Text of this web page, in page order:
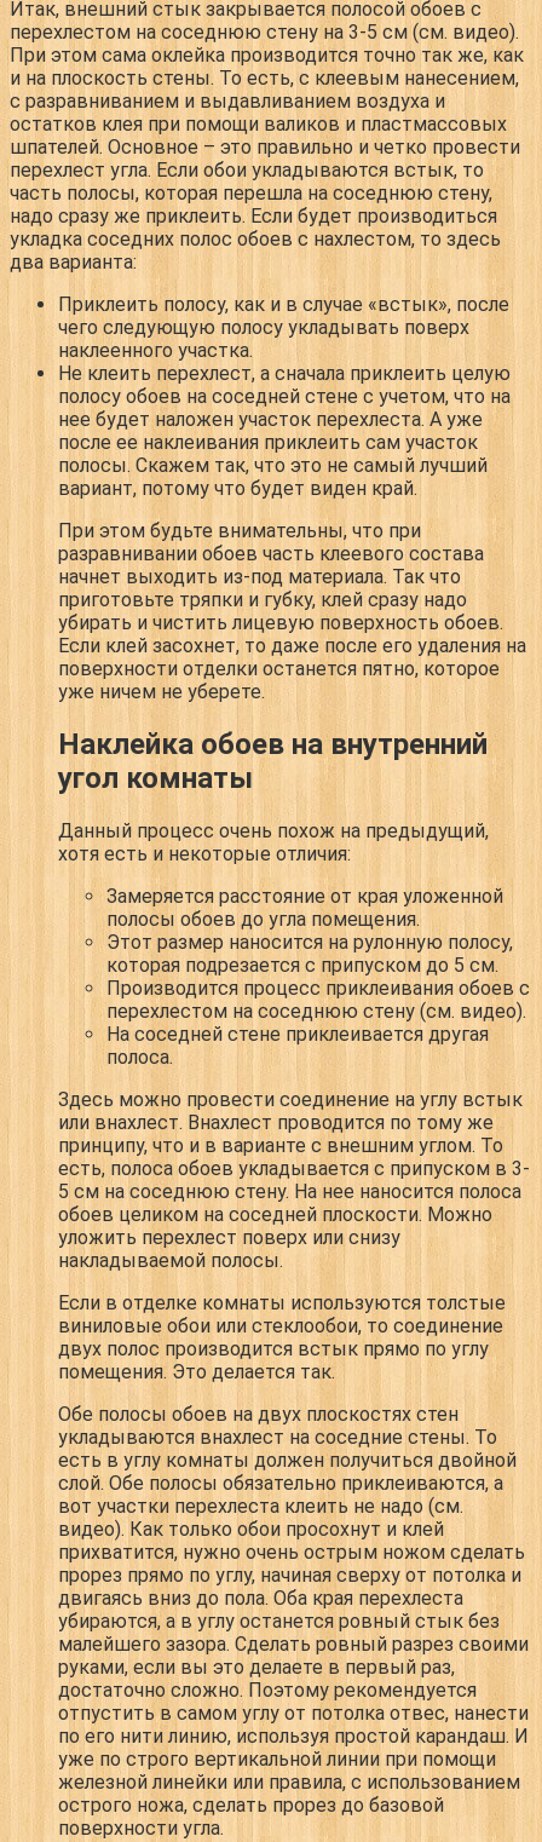
Итак, внешний стык закрывается полосой обоев с
перехлестом на соседнюю стену на 3-5 см (см. видео).
При этом сама оклейка производится точно так же, как
и на плоскость стены. То есть, с клеевым нанесением,
с разравниванием и выдавливанием воздуха и
остатков клея при помощи валиков и пластмассовых
шпателей. Основное – это правильно и четко провести
перехлест угла. Если обои укладываются встык, то
часть полосы, которая перешла на соседнюю стену,
надо сразу же приклеить. Если будет производиться
укладка соседних полос обоев с нахлестом, то здесь
два варианта:
Приклеить полосу, как и в случае «встык», после
чего следующую полосу укладывать поверх
наклеенного участка.
Не клеить перехлест, а сначала приклеить целую
полосу обоев на соседней стене с учетом, что на
нее будет наложен участок перехлеста. А уже
после ее наклеивания приклеить сам участок
полосы. Скажем так, что это не самый лучший
вариант, потому что будет виден край.
При этом будьте внимательны, что при
разравнивании обоев часть клеевого состава
начнет выходить из-под материала. Так что
приготовьте тряпки и губку, клей сразу надо
убирать и чистить лицевую поверхность обоев.
Если клей засохнет, то даже после его удаления на
поверхности отделки останется пятно, которое
уже ничем не уберете.
Наклейка обоев на внутренний
угол комнаты
Данный процесс очень похож на предыдущий,
хотя есть и некоторые отличия:
Замеряется расстояние от края уложенной
полосы обоев до угла помещения.
Этот размер наносится на рулонную полосу,
которая подрезается с припуском до 5 см.
Производится процесс приклеивания обоев с
перехлестом на соседнюю стену (см. видео).
На соседней стене приклеивается другая
полоса.
Здесь можно провести соединение на углу встык
или внахлест. Внахлест проводится по тому же
принципу, что и в варианте с внешним углом. То
есть, полоса обоев укладывается с припуском в 3-
5 см на соседнюю стену. На нее наносится полоса
обоев целиком на соседней плоскости. Можно
уложить перехлест поверх или снизу
накладываемой полосы.
Если в отделке комнаты используются толстые
виниловые обои или стеклообои, то соединение
двух полос производится встык прямо по углу
помещения. Это делается так.
Обе полосы обоев на двух плоскостях стен
укладываются внахлест на соседние стены. То
есть в углу комнаты должен получиться двойной
слой. Обе полосы обязательно приклеиваются, а
вот участки перехлеста клеить не надо (см.
видео). Как только обои просохнут и клей
прихватится, нужно очень острым ножом сделать
прорез прямо по углу, начиная сверху от потолка и
двигаясь вниз до пола. Оба края перехлеста
убираются, а в углу останется ровный стык без
малейшего зазора. Сделать ровный разрез своими
руками, если вы это делаете в первый раз,
достаточно сложно. Поэтому рекомендуется
отпустить в самом углу от потолка отвес, нанести
по его нити линию, используя простой карандаш. И
уже по строго вертикальной линии при помощи
железной линейки или правила, с использованием
острого ножа, сделать прорез до базовой
поверхности угла.